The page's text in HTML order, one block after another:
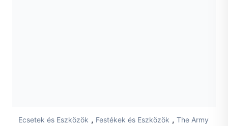
Ecsetek és Eszközök , Festékek és Eszközök , The Army